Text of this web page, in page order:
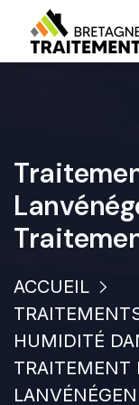
ACCUEIL
HUMIDITÉ
TRAITEMENT